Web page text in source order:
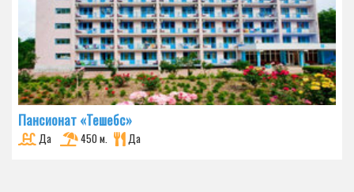
Пансионат «Тешебс»
Да 450 м. Да